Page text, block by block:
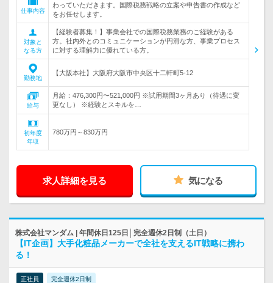
仕事内容
わっていただきます。国際税務戦略の立案や申告書の作成など
をお任せします。
対象と
なる方
【経験者募集！】事業会社での国際税務業務のご経験がある
方。社内外とのコミュニケーションが円滑な方、事業プロセス
に対する理解力に優れている方。
勤務地
【大阪本社】大阪府大阪市中央区十二軒町5-12
給与
月給：476,300円〜521,000円 ※試用期間3ヶ月あり（待遇に変
更なし） ※経験とスキルを…
初年度
年収
780万円～830万円
求人詳細を見る 気になる
株式会社マンダム | 年間休日125日│完全週休2日制（土日）
【IT企画】大手化粧品メーカーで全社を支えるIT戦略に携わ
る！
正社員 完全週休2日制